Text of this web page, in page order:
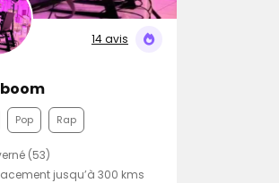
14 avis
Pop Rap
(53)
jusqu’à 300 kms